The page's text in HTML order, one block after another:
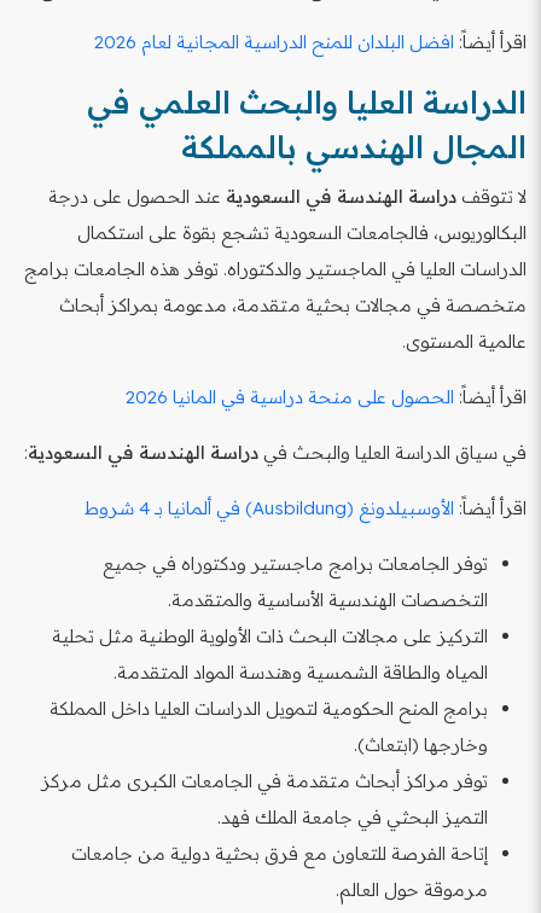
اقرأ أيضاً: افضل البلدان للمنح الدراسية المجانية لعام 2026
الدراسة العليا والبحث العلمي في
المجال الهندسي بالمملكة
لا تتوقف دراسة الهندسة في السعودية عند الحصول على درجة
البكالوريوس، فالجامعات السعودية تشجع بقوة على استكمال
الدراسات العليا في الماجستير والدكتوراه. توفر هذه الجامعات برامج
متخصصة في مجالات بحثية متقدمة، مدعومة بمراكز أبحاث
عالمية المستوى.
اقرأ أيضاً: الحصول على منحة دراسية في المانيا 2026
في سياق الدراسة العليا والبحث في دراسة الهندسة في السعودية:
اقرأ أيضاً: الأوسبيلدونغ (Ausbildung) في ألمانيا بـ 4 شروط
توفر الجامعات برامج ماجستير ودكتوراه في جميع
التخصصات الهندسية الأساسية والمتقدمة.
التركيز على مجالات البحث ذات الأولوية الوطنية مثل تحلية
المياه والطاقة الشمسية وهندسة المواد المتقدمة.
برامج المنح الحكومية لتمويل الدراسات العليا داخل المملكة
وخارجها (ابتعاث).
توفر مراكز أبحاث متقدمة في الجامعات الكبرى مثل مركز
التميز البحثي في جامعة الملك فهد.
إتاحة الفرصة للتعاون مع فرق بحثية دولية من جامعات
مرموقة حول العالم.